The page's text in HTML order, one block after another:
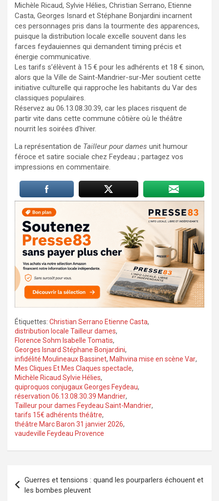
Michèle Ricaud, Sylvie Hélies, Christian Serrano, Etienne
Casta, Georges Isnard et Stéphane Bonjardini incarnent
ces personnages pris dans la tourmente des apparences,
puisque la distribution locale excelle souvent dans les
farces feydauiennes qui demandent timing précis et
énergie communicative.
Les tarifs s’élèvent à 15 € pour les adhérents et 18 € sinon,
alors que la Ville de Saint-Mandrier-sur-Mer soutient cette
initiative culturelle qui rapproche les habitants du Var des
classiques populaires.
Réservez au 06.13.08.30.39, car les places risquent de
partir vite dans cette commune côtière où le théâtre
nourrit les soirées d’hiver.
La représentation de Tailleur pour dames unit humour
féroce et satire sociale chez Feydeau ; partagez vos
impressions en commentaire.
Étiquettes: Christian Serrano Etienne Casta,
distribution locale Tailleur dames,
Florence Sohm Isabelle Tomatis,
Georges Isnard Stéphane Bonjardini,
infidélité Moulineaux Bassinet, Malhvina mise en scène Var,
Mes Cliques Et Mes Claques spectacle,
Michèle Ricaud Sylvie Hélies,
quiproquos conjugaux Georges Feydeau,
réservation 06.13.08.30.39 Mandrier,
Tailleur pour dames Feydeau Saint-Mandrier,
tarifs 15€ adhérents théâtre,
théâtre Marc Baron 31 janvier 2026,
vaudeville Feydeau Provence
de
Guerres et tensions : quand les pourparlers échouent et
les bombes pleuvent